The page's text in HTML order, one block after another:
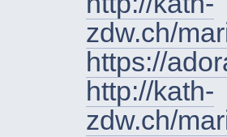
zdw.ch/
https://
http://kath-
zdw.ch/